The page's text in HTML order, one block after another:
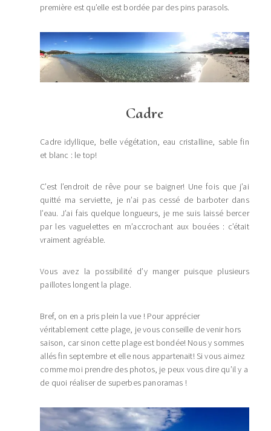
première est qu’elle est bordée par des pins parasols.
Cadre
Cadre idyllique, belle végétation, eau cristalline, sable fin
et blanc : le top!
C’est l’endroit de rêve pour se baigner! Une fois que j’ai
quitté ma serviette, je n’ai pas cessé de barboter dans
l’eau. J’ai fais quelque longueurs, je me suis laissé bercer
par les vaguelettes en m’accrochant aux bouées : c’était
vraiment agréable.
Vous avez la possibilité d’y manger puisque plusieurs
paillotes longent la plage.
Bref, on en a pris plein la vue ! Pour apprécier
véritablement cette plage, je vous conseille de venir hors
saison, car sinon cette plage est bondée! Nous y sommes
allés fin septembre et elle nous appartenait! Si vous aimez
comme moi prendre des photos, je peux vous dire qu’il y a
de quoi réaliser de superbes panoramas !